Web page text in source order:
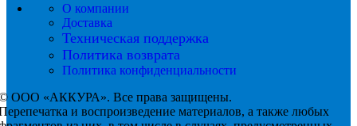
О компании
Доставка
Техническая поддержка
Политика возврата
Политика конфиденциальности
ООО «АККУРА». Все права защищены.
и воспроизведение материалов, а также любых